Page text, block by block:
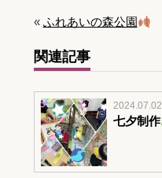
« ふれあいの森公園
関連記事
2024.07.02
七夕制作